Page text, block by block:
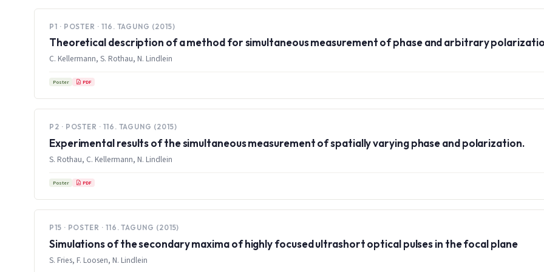
P1 · POSTER · 116. TAGUNG (2015)
Theoretical description of a method for simultaneous measurement of phase and arbitrary
C. Kellermann, S. Rothau, N. Lindlein
Poster PDF
P2 · POSTER · 116. TAGUNG (2015)
Experimental results of the simultaneous measurement of spatially varying phase and polarization.
S. Rothau, C. Kellermann, N. Lindlein
Poster PDF
P15 · POSTER · 116. TAGUNG (2015)
Simulations of the secondary maxima of highly focused ultrashort optical pulses in the focal plane
S. Fries, F. Loosen, N. Lindlein